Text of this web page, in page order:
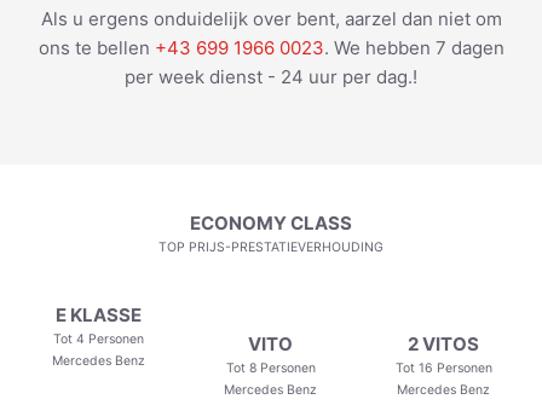
Als u ergens onduidelijk over bent, aarzel dan niet om
ons te bellen +43 699 1966 0023. We hebben 7 dagen
per week dienst - 24 uur per dag.!
ECONOMY CLASS
TOP PRIJS-PRESTATIEVERHOUDING
E KLASSE
Tot 4 Personen
Mercedes Benz
VITO
Tot 8 Personen
Mercedes Benz
2 VITOS
Tot 16 Personen
Mercedes Benz